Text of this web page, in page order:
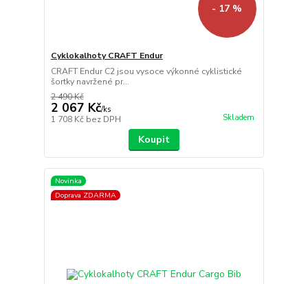
- 17 %
Cyklokalhoty CRAFT Endur
CRAFT Endur C2 jsou vysoce výkonné cyklistické
šortky navržené pr...
2 490 Kč
2 067 Kč/ks
1 708 Kč bez DPH Skladem
Koupit
Novinka
Doprava ZDARMA